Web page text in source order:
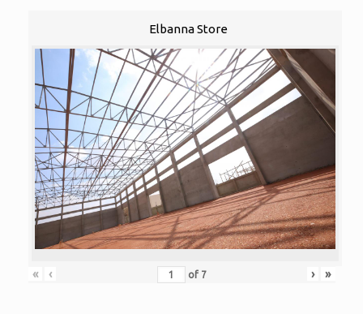
Elbanna Store
« ‹ of 7 › »